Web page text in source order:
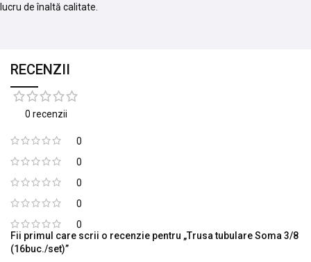
lucru de înaltă calitate.
RECENZII
0 recenzii
0
0
0
0
0
Fii primul care scrii o recenzie pentru „Trusa tubulare Soma 3/8
(16buc./set)”